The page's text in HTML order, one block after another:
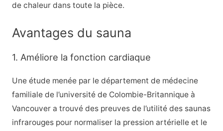
de chaleur dans toute la pièce.
Avantages du sauna
1. Améliore la fonction cardiaque
Une étude menée par le département de médecine
familiale de l’université de Colombie-Britannique à
Vancouver a trouvé des preuves de l’utilité des saunas
infrarouges pour normaliser la pression artérielle et le